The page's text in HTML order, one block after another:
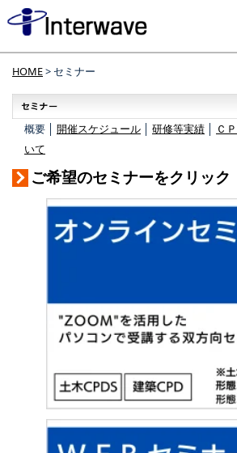
HOME> セミナー
概要 │ 開催スケジュール 研修等実績
Ｃ
いて
ご希望のセミナーをクリック